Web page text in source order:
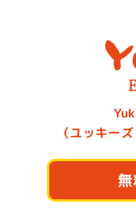
（ユッキー